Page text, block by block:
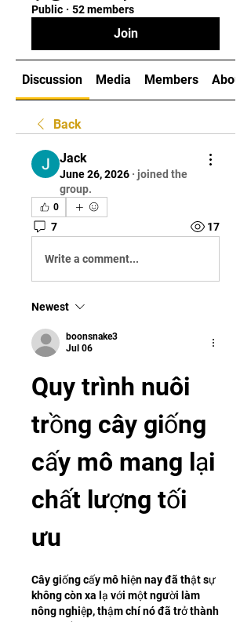
Public · 52 members
Join
Discussion Media Members About
Back
Jack
June 26, 2026 · joined the
group.
0
7 17
Write a comment...
Newest
boonsnake3
Jul 06
Quy trình nuôi
trồng cây giống
cấy mô mang lại
chất lượng tối
ưu
Cây giống cấy mô hiện nay đã thật sự
không còn xa lạ với một người làm
nông nghiệp, thậm chí nó đã trở thành